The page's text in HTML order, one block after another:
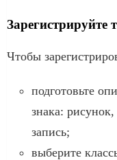
Зарегистрируйте
Чтобы
подготовьте
знака:
запись;
выберите